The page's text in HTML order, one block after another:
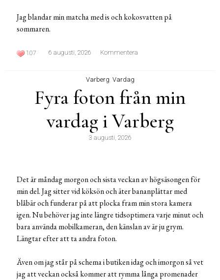
Jag blandar min matcha med is och kokosvatten på
sommaren.
107 6 augusti, 2026 Kommentera
Varberg Vardag
Fyra foton från min
vardag i Varberg
3 augusti, 2026
Det är måndag morgon och sista veckan av högsäsongen för
min del. Jag sitter vid köksön och äter bananplättar med
blåbär och funderar på att plocka fram min stora kamera
igen. Nu behöver jag inte längre tidsoptimera varje minut och
bara använda mobilkameran, den känslan av är ju grym.
Längtar efter att ta andra foton.
Även om jag står på schema i butiken idag och imorgon så vet
jag att veckan också kommer att rymma långa promenader